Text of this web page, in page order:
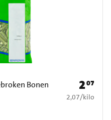
Bonen
Prijs: €
207
€ 2,07 per kilo
2,07/kilo